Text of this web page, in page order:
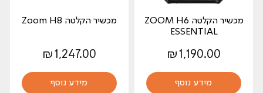
מכשיר הקלטה ZOOM H6
ESSENTIAL
₪ 1,190.00
מידע נוסף
מכשיר הקלטה Zoom H8
₪ 1,247.00
מידע נוסף